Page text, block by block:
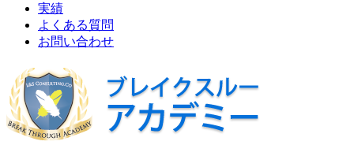
実績
よくある質問
お問い合わせ